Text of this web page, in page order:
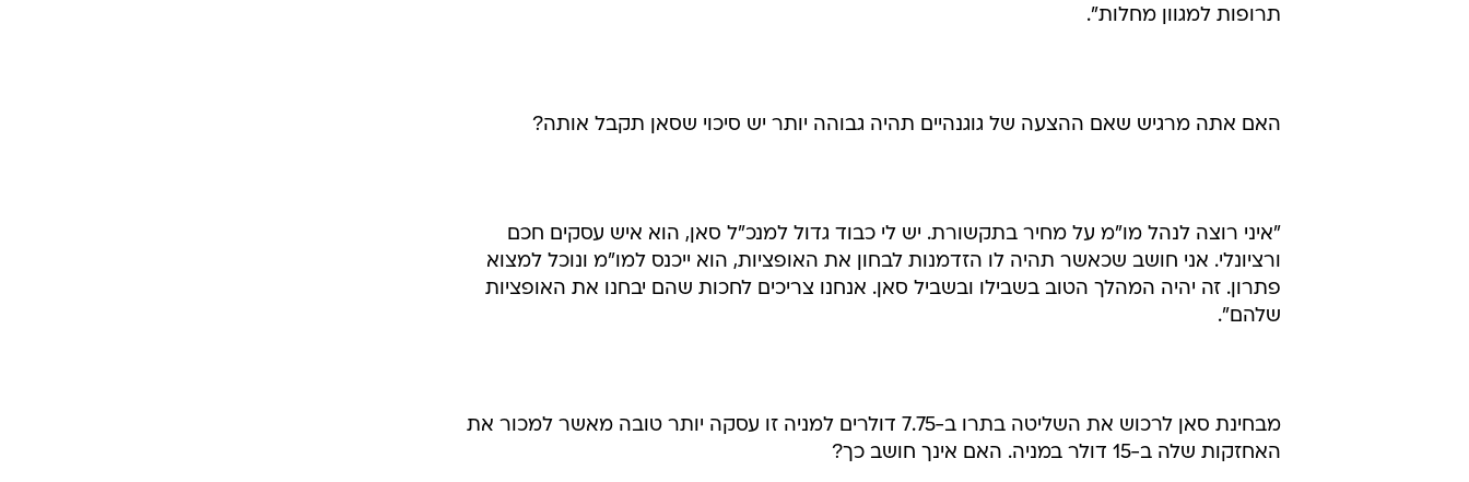
תרופות למגוון מחלות".
האם אתה מרגיש שאם ההצעה של גוגנהיים תהיה גבוהה יותר יש סיכוי שסאן תקבל אותה?
"איני רוצה לנהל מו"מ על מחיר בתקשורת. יש לי כבוד גדול למנכ"ל סאן, הוא איש עסקים חכם
ורציונלי. אני חושב שכאשר תהיה לו הזדמנות לבחון את האופציות, הוא ייכנס למו"מ ונוכל למצוא
פתרון. זה יהיה המהלך הטוב בשבילו ובשביל סאן. אנחנו צריכים לחכות שהם יבחנו את האופציות
שלהם".
מבחינת סאן לרכוש את השליטה בתרו ב-7.75 דולרים למניה זו עסקה יותר טובה מאשר למכור את
האחזקות שלה ב-15 דולר במניה. האם אינך חושב כך?